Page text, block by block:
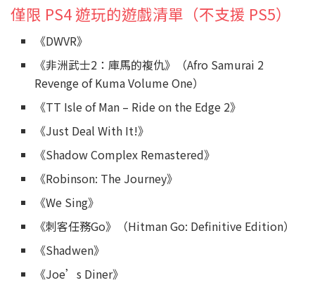
僅限 PS4 遊玩的遊戲清單（不支援 PS5）
《DWVR》
《非洲武士2：庫馬的複仇》（Afro Samurai 2
Revenge of Kuma Volume One）
《TT Isle of Man – Ride on the Edge 2》
《Just Deal With It!》
《Shadow Complex Remastered》
《Robinson: The Journey》
《We Sing》
《刺客任務Go》（Hitman Go: Definitive Edition）
《Shadwen》
《Joe’s Diner》